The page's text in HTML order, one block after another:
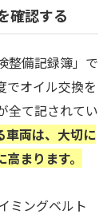
確認する
整備記録簿」で
でオイル交換を
全て記されてい
車両は、大切に
まります。
ミングベルト